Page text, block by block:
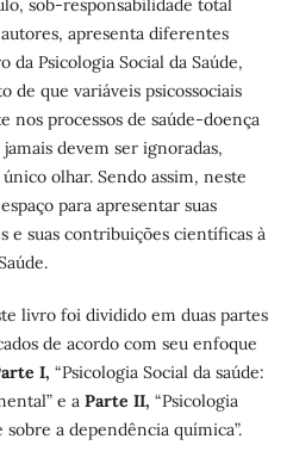
sob-responsabilidade total
apresenta diferentes
da Psicologia Social da Saúde,
de que variáveis psicossociais
nos processos de saúde-doença
devem ser ignoradas,
olhar. Sendo assim, neste
para apresentar suas
e suas contribuições científicas à
livro foi dividido em duas partes
de acordo com seu enfoque
I, “Psicologia Social da saúde:
e a Parte II, “Psicologia
a dependência química”.